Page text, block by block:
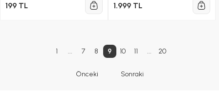
199 TL 1.999 TL
1 ... 7 8 9 10 11 ... 20
Önceki Sonraki